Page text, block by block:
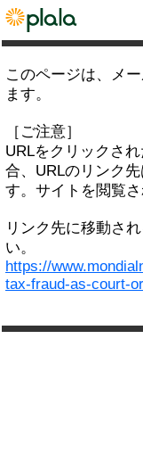
このページは、メ
ます。
［ご注意］
URLをクリックさ
合、URLのリンク
す。サイトを閲覧
リンク先に移動さ
い。
https://
tax-fraud-as-court-